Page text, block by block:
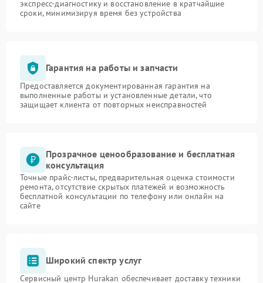
экспресс-диагностику и восстановление в кратчайшие
сроки, минимизируя время без устройства
Гарантия на работы и запчасти
Предоставляется документированная гарантия на
выполненные работы и установленные детали, что
защищает клиента от повторных неисправностей
Прозрачное ценообразование и бесплатная
консультация
Точные прайс-листы, предварительная оценка стоимости
ремонта, отсутствие скрытых платежей и возможность
бесплатной консультации по телефону или онлайн на
сайте
Широкий спектр услуг
Сервисный центр Hurakan обеспечивает доставку техники